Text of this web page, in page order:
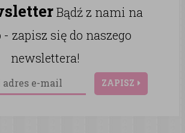
Bądź z nami na
- zapisz się do naszego
newslettera!
ZAPISZ